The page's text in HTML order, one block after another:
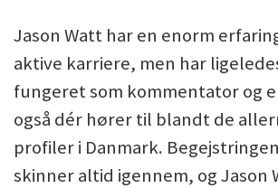
Jason Watt har en enorm
aktive karriere, men har
fungeret som kommentator og
også dér hører til blandt de
profiler i Danmark.
skinner altid igennem, og Jason